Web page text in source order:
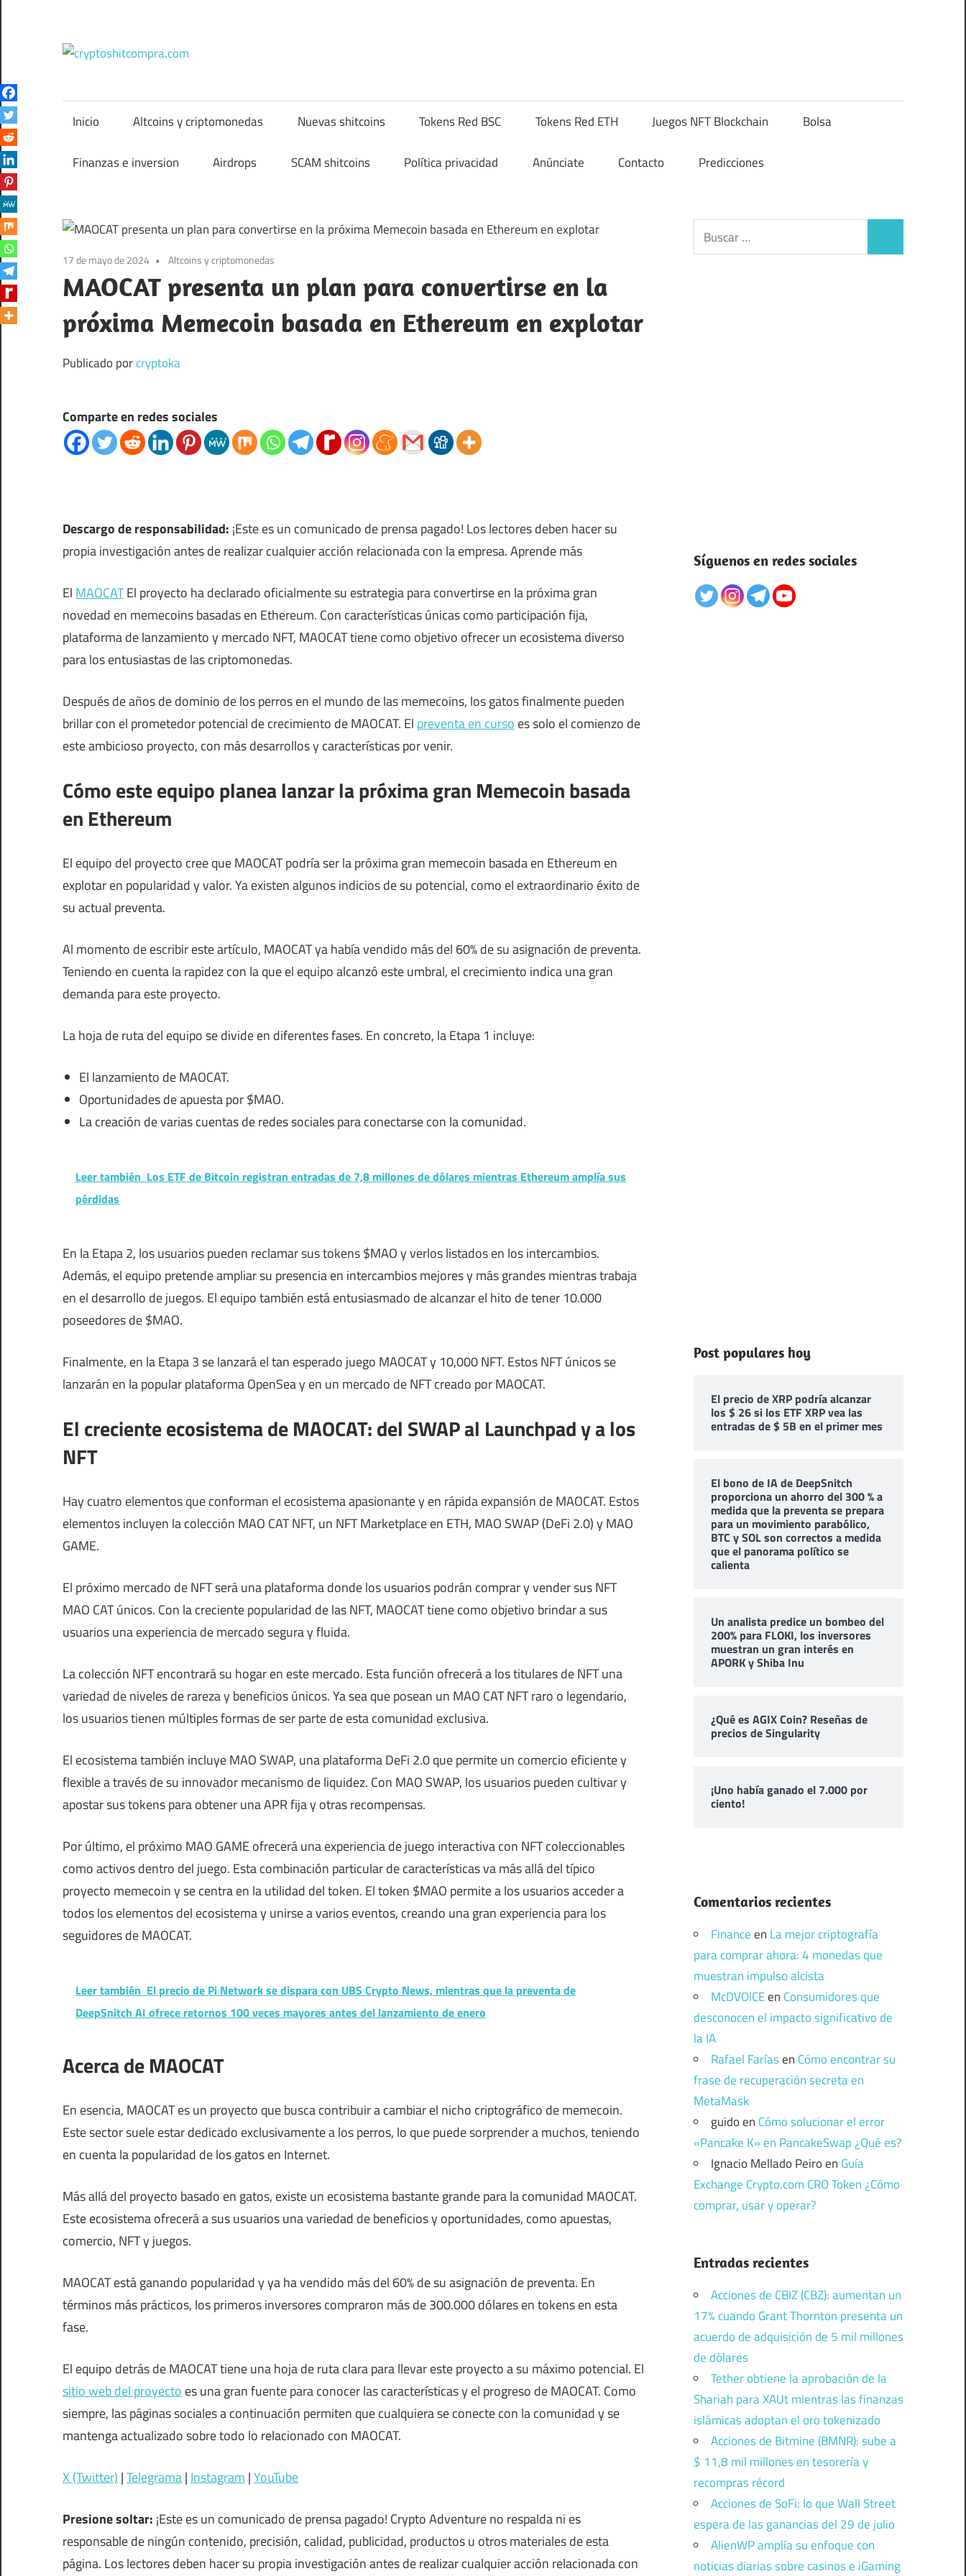
contenido
Inicio Altcoins y criptomonedas Nuevas shitcoins Tokens Red BSC Tokens Red ETH Juegos NFT Blockchain Bolsa
Finanzas e inversion Airdrops SCAM shitcoins Política privacidad Anúnciate Contacto Predicciones
17 de mayo de 2024 Altcoins y criptomonedas
MAOCAT presenta un plan para convertirse en la
próxima Memecoin basada en Ethereum en explotar
Publicado porcryptoka
Comparte en redes sociales
Descargo de responsabilidad: ¡Este es un comunicado de prensa pagado! Los lectores deben hacer su
propia investigación antes de realizar cualquier acción relacionada con la empresa. Aprende más
El MAOCATEl proyecto ha declarado oficialmente su estrategia para convertirse en la próxima gran
novedad en memecoins basadas en Ethereum. Con características únicas como participación fija,
plataforma de lanzamiento y mercado NFT, MAOCAT tiene como objetivo ofrecer un ecosistema diverso
para los entusiastas de las criptomonedas.
Después de años de dominio de los perros en el mundo de las memecoins, los gatos finalmente pueden
brillar con el prometedor potencial de crecimiento de MAOCAT. El preventa en curso es solo el comienzo de
este ambicioso proyecto, con más desarrollos y características por venir.
Cómo este equipo planea lanzar la próxima gran Memecoin basada
en Ethereum
El equipo del proyecto cree que MAOCAT podría ser la próxima gran memecoin basada en Ethereum en
explotar en popularidad y valor. Ya existen algunos indicios de su potencial, como el extraordinario éxito de
su actual preventa.
Al momento de escribir este artículo, MAOCAT ya había vendido más del 60% de su asignación de preventa.
Teniendo en cuenta la rapidez con la que el equipo alcanzó este umbral, el crecimiento indica una gran
demanda para este proyecto.
La hoja de ruta del equipo se divide en diferentes fases. En concreto, la Etapa 1 incluye:
El lanzamiento de MAOCAT.
Oportunidades de apuesta por $MAO.
La creación de varias cuentas de redes sociales para conectarse con la comunidad.
Leer también Los ETF de Bitcoin registran entradas de 7,8 millones de dólares mientras Ethereum amplía sus
pérdidas
En la Etapa 2, los usuarios pueden reclamar sus tokens $MAO y verlos listados en los intercambios.
Además, el equipo pretende ampliar su presencia en intercambios mejores y más grandes mientras trabaja
en el desarrollo de juegos. El equipo también está entusiasmado de alcanzar el hito de tener 10.000
poseedores de $MAO.
Finalmente, en la Etapa 3 se lanzará el tan esperado juego MAOCAT y 10,000 NFT. Estos NFT únicos se
lanzarán en la popular plataforma OpenSea y en un mercado de NFT creado por MAOCAT.
El creciente ecosistema de MAOCAT: del SWAP al Launchpad y a los
NFT
Hay cuatro elementos que conforman el ecosistema apasionante y en rápida expansión de MAOCAT. Estos
elementos incluyen la colección MAO CAT NFT, un NFT Marketplace en ETH, MAO SWAP (DeFi 2.0) y MAO
GAME.
El próximo mercado de NFT será una plataforma donde los usuarios podrán comprar y vender sus NFT
MAO CAT únicos. Con la creciente popularidad de las NFT, MAOCAT tiene como objetivo brindar a sus
usuarios una experiencia de mercado segura y fluida.
La colección NFT encontrará su hogar en este mercado. Esta función ofrecerá a los titulares de NFT una
variedad de niveles de rareza y beneficios únicos. Ya sea que posean un MAO CAT NFT raro o legendario,
los usuarios tienen múltiples formas de ser parte de esta comunidad exclusiva.
El ecosistema también incluye MAO SWAP, una plataforma DeFi 2.0 que permite un comercio eficiente y
flexible a través de su innovador mecanismo de liquidez. Con MAO SWAP, los usuarios pueden cultivar y
apostar sus tokens para obtener una APR fija y otras recompensas.
Por último, el próximo MAO GAME ofrecerá una experiencia de juego interactiva con NFT coleccionables
como activos dentro del juego. Esta combinación particular de características va más allá del típico
proyecto memecoin y se centra en la utilidad del token. El token $MAO permite a los usuarios acceder a
todos los elementos del ecosistema y unirse a varios eventos, creando una gran experiencia para los
seguidores de MAOCAT.
Leer también El precio de Pi Network se dispara con UBS Crypto News, mientras que la preventa de
DeepSnitch AI ofrece retornos 100 veces mayores antes del lanzamiento de enero
Acerca de MAOCAT
En esencia, MAOCAT es un proyecto que busca contribuir a cambiar el nicho criptográfico de memecoin.
Este sector suele estar dedicado exclusivamente a los perros, lo que puede sorprender a muchos, teniendo
en cuenta la popularidad de los gatos en Internet.
Más allá del proyecto basado en gatos, existe un ecosistema bastante grande para la comunidad MAOCAT.
Este ecosistema ofrecerá a sus usuarios una variedad de beneficios y oportunidades, como apuestas,
comercio, NFT y juegos.
MAOCAT está ganando popularidad y ya ha vendido más del 60% de su asignación de preventa. En
términos más prácticos, los primeros inversores compraron más de 300.000 dólares en tokens en esta
fase.
El equipo detrás de MAOCAT tiene una hoja de ruta clara para llevar este proyecto a su máximo potencial. El
sitio web del proyecto es una gran fuente para conocer las características y el progreso de MAOCAT. Como
siempre, las páginas sociales a continuación permiten que cualquiera se conecte con la comunidad y se
mantenga actualizado sobre todo lo relacionado con MAOCAT.
X (Twitter) |Telegrama| Instagram |YouTube
Presione soltar: ¡Este es un comunicado de prensa pagado! Crypto Adventure no respalda ni es
responsable de ningún contenido, precisión, calidad, publicidad, productos u otros materiales de esta
página. Los lectores deben hacer su propia investigación antes de realizar cualquier acción relacionada con
Buscar:
Síguenos en redes sociales
Post populares hoy
El precio de XRP podría alcanzar
los $ 26 si los ETF XRP vea las
entradas de $ 5B en el primer mes
El bono de IA de DeepSnitch
proporciona un ahorro del 300 % a
medida que la preventa se prepara
para un movimiento parabólico,
BTC y SOL son correctos a medida
que el panorama político se
calienta
Un analista predice un bombeo del
200% para FLOKI, los inversores
muestran un gran interés en
APORK y Shiba Inu
¿Qué es AGIX Coin? Reseñas de
precios de Singularity
¡Uno había ganado el 7.000 por
ciento!
Comentarios recientes
Financeen La mejor criptografía
para comprar ahora: 4 monedas que
muestran impulso alcista
McDVOICEen Consumidores que
desconocen el impacto significativo de
la IA
Rafael Faríasen Cómo encontrar su
frase de recuperación secreta en
MetaMask
guidoen Cómo solucionar el error
«Pancake K» en PancakeSwap ¿Qué es?
Ignacio Mellado Peiroen Guía
Exchange Crypto.com CRO Token ¿Cómo
comprar, usar y operar?
Entradas recientes
Acciones de CBIZ (CBZ): aumentan un
17% cuando Grant Thornton presenta un
acuerdo de adquisición de 5 mil millones
de dólares
Tether obtiene la aprobación de la
Shariah para XAUt mientras las finanzas
islámicas adoptan el oro tokenizado
Acciones de Bitmine (BMNR): sube a
$ 11,8 mil millones en tesorería y
recompras récord
Acciones de SoFi: lo que Wall Street
espera de las ganancias del 29 de julio
AlienWP amplía su enfoque con
noticias diarias sobre casinos e iGaming